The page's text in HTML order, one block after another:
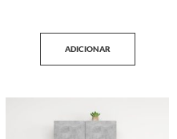
ADICIONAR